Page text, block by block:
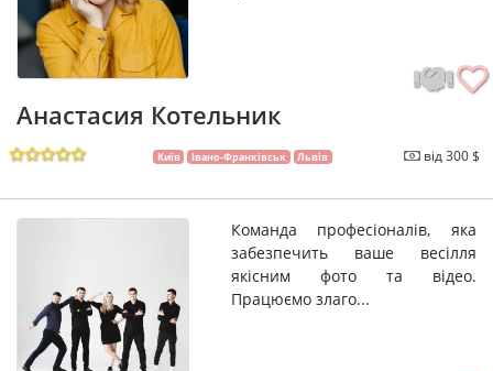
Анастасия Котельник
Київ Івано-Франківськ Львів від 300 $
Команда професіоналів, яка
забезпечить ваше весілля
якісним фото та відео.
Працюємо злаго...